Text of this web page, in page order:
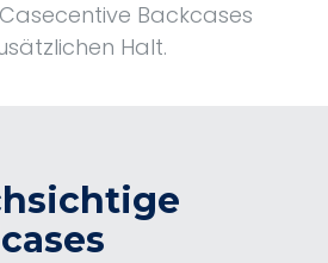
Backcases
Halt.